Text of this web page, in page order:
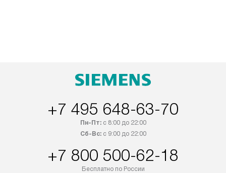
+7 495 648-63-70
Пн-Пт:с 8:00 до 22:00
Сб-Вс:с 9:00 до 22:00
+7 800 500-62-18
Бесплатно по России